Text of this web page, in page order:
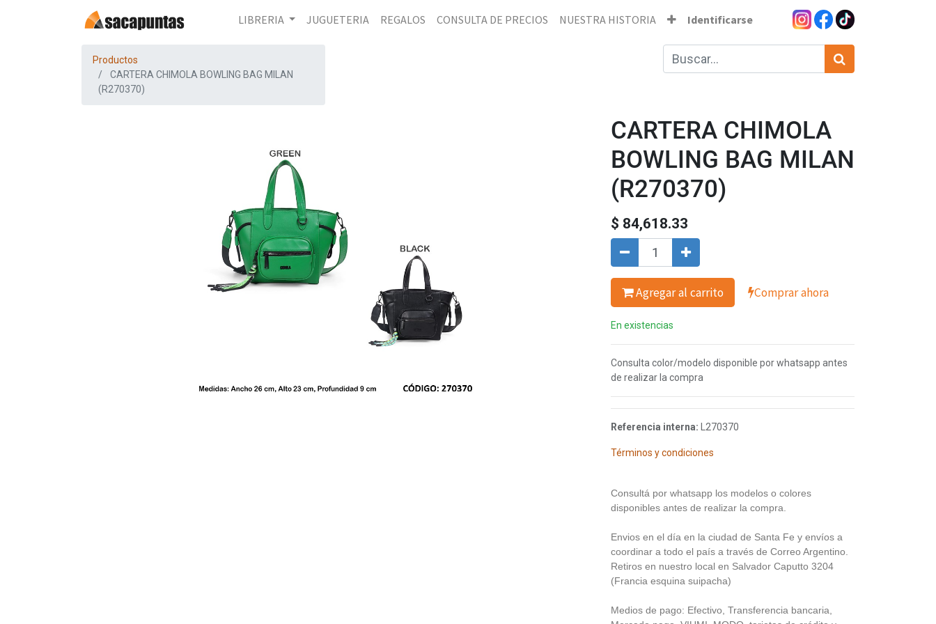
LIBRERIA JUGUETERIA REGALOS CONSULTA DE PRECIOS NUESTRA HISTORIA Identificarse
Productos
CARTERA CHIMOLA BOWLING BAG MILAN
(R270370)
CARTERA CHIMOLA
BOWLING BAG MILAN
(R270370)
$ 84,618.33
Agregar al carrito Comprar ahora
En existencias
Consulta color/modelo disponible por whatsapp antes
de realizar la compra
Referencia interna: L270370
Términos y condiciones
Consultá por whatsapp los modelos o colores
disponibles antes de realizar la compra.
Envios en el día en la ciudad de Santa Fe y envíos a
coordinar a todo el país a través de Correo Argentino.
Retiros en nuestro local en Salvador Caputto 3204
(Francia esquina suipacha)
Medios de pago: Efectivo, Transferencia bancaria,